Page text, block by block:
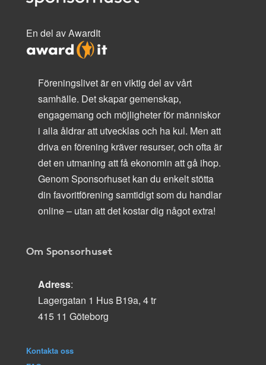
En del av AwardIt
Föreningslivet är en viktig del av vårt
samhälle. Det skapar gemenskap,
engagemang och möjligheter för människor
i alla åldrar att utvecklas och ha kul. Men att
driva en förening kräver resurser, och ofta är
det en utmaning att få ekonomin att gå ihop.
Genom Sponsorhuset kan du enkelt stötta
din favoritförening samtidigt som du handlar
online – utan att det kostar dig något extra!
Om Sponsorhuset
Adress:
Lagergatan 1 Hus B19a, 4 tr
415 11 Göteborg
Kontakta oss